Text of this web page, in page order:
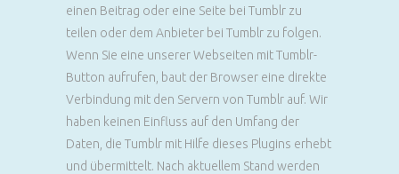
einen Beitrag oder eine Seite bei Tumblr zu
teilen oder dem Anbieter bei Tumblr zu folgen.
Wenn Sie eine unserer Webseiten mit Tumblr-
Button aufrufen, baut der Browser eine direkte
Verbindung mit den Servern von Tumblr auf. Wir
haben keinen Einfluss auf den Umfang der
Daten, die Tumblr mit Hilfe dieses Plugins erhebt
und übermittelt. Nach aktuellem Stand werden